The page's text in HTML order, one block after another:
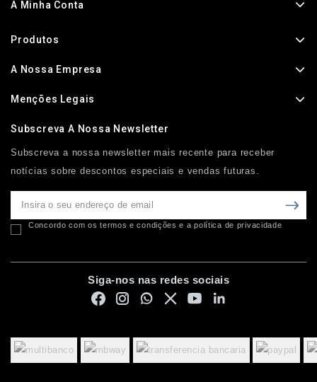
A Minha Conta
Produtos
A Nossa Empresa
Menções Legais
Subscreva A Nossa Newsletter
Subscreva a nossa newsletter mais recente para receber
notícias sobre descontos especiais e vendas futuras.
Concordo com os termos e condições e a política de privacidade
Siga-nos nas redes sociais